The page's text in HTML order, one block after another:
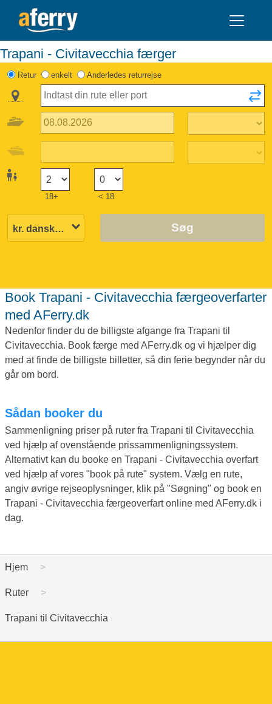
Trapani - Civitavecchia færger
Retur enkelt Anderledes returrejse
18+ < 18
Søg
Book Trapani - Civitavecchia færgeoverfarter
med AFerry.dk
Nedenfor finder du de billigste afgange fra Trapani til
Civitavecchia. Book færge med AFerry.dk og vi hjælper dig
med at finde de billigste billetter, så din ferie begynder når du
går om bord.
Sådan booker du
Sammenligning priser på ruter fra Trapani til Civitavecchia
ved hjælp af ovenstående prissammenligningssystem.
Alternativt kan du booke en Trapani - Civitavecchia overfart
ved hjælp af vores "book på rute" system. Vælg en rute,
angiv øvrige rejseoplysninger, klik på "Søgning" og book en
Trapani - Civitavecchia færgeoverfart online med AFerry.dk i
dag.
Hjem
Ruter
Trapani til Civitavecchia